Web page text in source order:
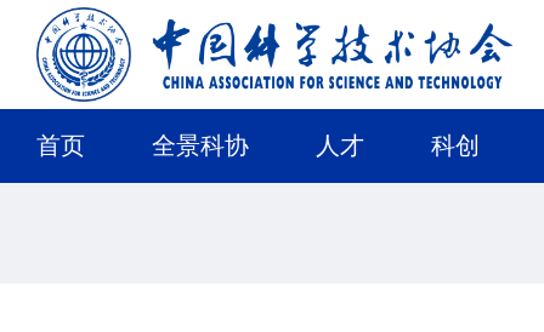
首页 全景科协 人才 科创